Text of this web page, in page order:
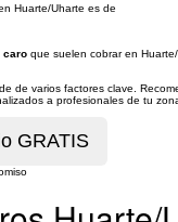
Huarte/Uharte es de
caro que suelen cobrar en
de varios factores clave.
a profesionales de tu